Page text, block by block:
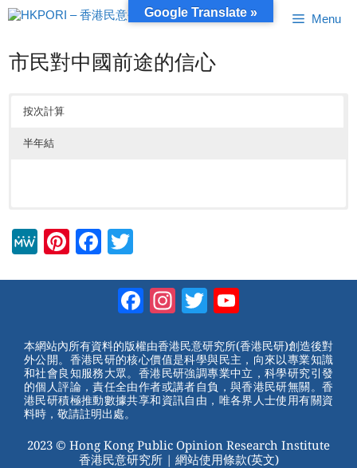
跳
至
容
Menu
市民對中國前途的信心
按次計算
半年結
M
Pi
st
F
b
o
o
k
tt
er
Facebook
Instagram
Twitter
本網站內所有資料的版權由香港民意研究所(香港民研)創造後對
外公開。香港民研的核心價值是科學與民主，向來以專業知識
和社會良知服務大眾。香港民研強調專業中立，科學研究引發
的個人評論，責任全由作者或講者自負，與香港民研無關。香
港民研積極推動數據共享和資訊自由，唯各界人士使用有關資
料時，敬請註明出處。
2023 © Hong Kong Public Opinion Research Institute
香港民意研究所 | 網站使用條款(英文)
Google Translate »